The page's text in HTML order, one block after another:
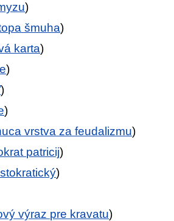
)
šmuha)
karta)
)
)
)
vrstva za feudalizmu)
patricij)
)
výraz pre kravatu)